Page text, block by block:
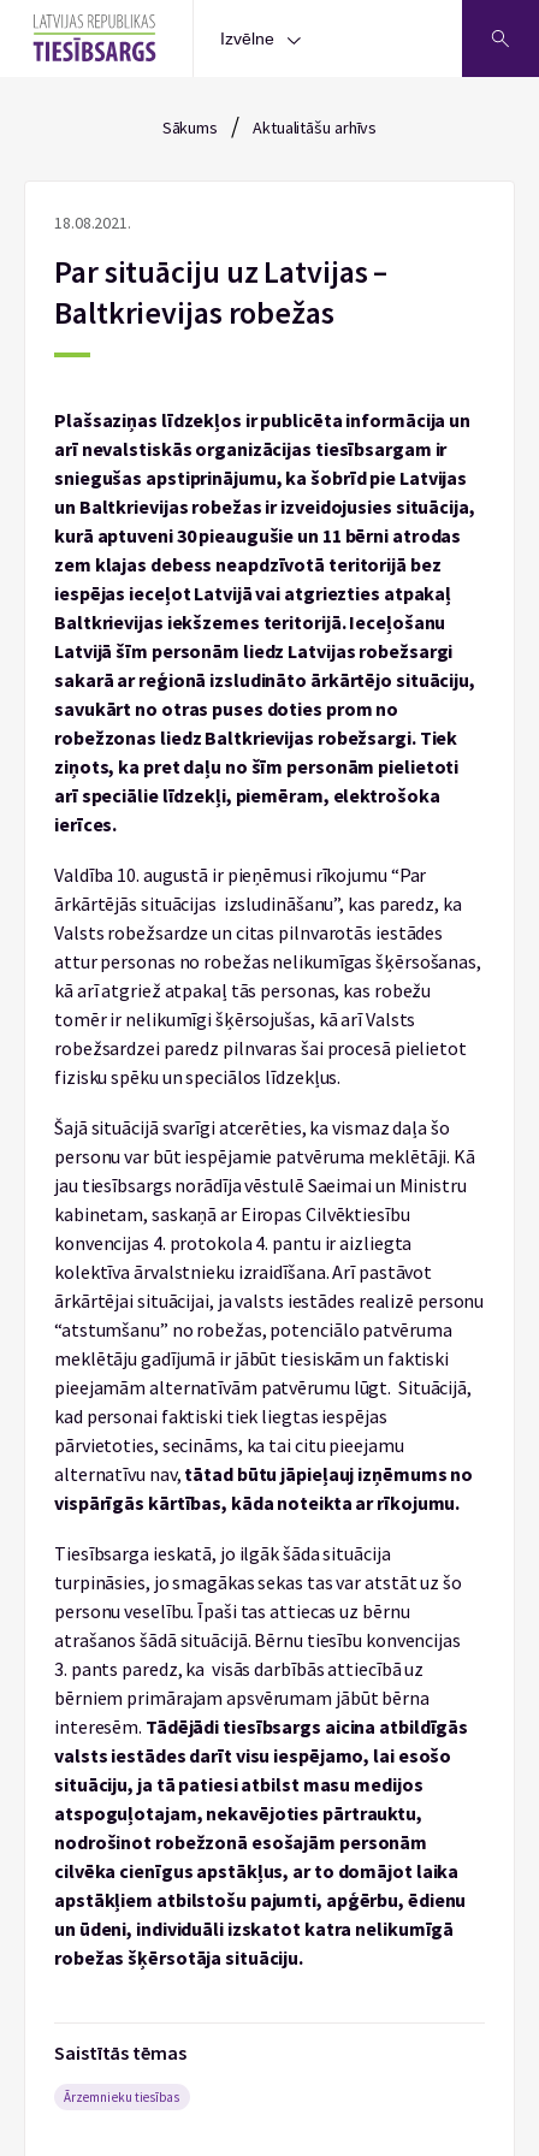
Izvēlne
Sākums / Aktualitāšu arhīvs
18.08.2021.
Par situāciju uz Latvijas –
Baltkrievijas robežas
Plašsaziņas līdzekļos ir publicēta informācija un
arī nevalstiskās organizācijas tiesībsargam ir
sniegušas apstiprinājumu, ka šobrīd pie Latvijas
un Baltkrievijas robežas ir izveidojusies situācija,
kurā aptuveni 30 pieaugušie un 11 bērni atrodas
zem klajas debess neapdzīvotā teritorijā bez
iespējas ieceļot Latvijā vai atgriezties atpakaļ
Baltkrievijas iekšzemes teritorijā. Ieceļošanu
Latvijā šīm personām liedz Latvijas robežsargi
sakarā ar reģionā izsludināto ārkārtējo situāciju,
savukārt no otras puses doties prom no
robežzonas liedz Baltkrievijas robežsargi. Tiek
ziņots, ka pret daļu no šīm personām pielietoti
arī speciālie līdzekļi, piemēram, elektrošoka
ierīces.
Valdība 10. augustā ir pieņēmusi rīkojumu “Par
ārkārtējās situācijas izsludināšanu”, kas paredz, ka
Valsts robežsardze un citas pilnvarotās iestādes
attur personas no robežas nelikumīgas šķērsošanas,
kā arī atgriež atpakaļ tās personas, kas robežu
tomēr ir nelikumīgi šķērsojušas, kā arī Valsts
robežsardzei paredz pilnvaras šai procesā pielietot
fizisku spēku un speciālos līdzekļus.
Šajā situācijā svarīgi atcerēties, ka vismaz daļa šo
personu var būt iespējamie patvēruma meklētāji. Kā
jau tiesībsargs norādīja vēstulē Saeimai un Ministru
kabinetam, saskaņā ar Eiropas Cilvēktiesību
konvencijas 4. protokola 4. pantu ir aizliegta
kolektīva ārvalstnieku izraidīšana. Arī pastāvot
ārkārtējai situācijai, ja valsts iestādes realizē personu
“atstumšanu” no robežas, potenciālo patvēruma
meklētāju gadījumā ir jābūt tiesiskām un faktiski
pieejamām alternatīvām patvērumu lūgt. Situācijā,
kad personai faktiski tiek liegtas iespējas
pārvietoties, secināms, ka tai citu pieejamu
alternatīvu nav, tātad būtu jāpieļauj izņēmums no
vispārīgās kārtības, kāda noteikta ar rīkojumu.
Tiesībsarga ieskatā, jo ilgāk šāda situācija
turpināsies, jo smagākas sekas tas var atstāt uz šo
personu veselību. Īpaši tas attiecas uz bērnu
atrašanos šādā situācijā. Bērnu tiesību konvencijas
3. pants paredz, ka visās darbībās attiecībā uz
bērniem primārajam apsvērumam jābūt bērna
interesēm. Tādējādi tiesībsargs aicina atbildīgās
valsts iestādes darīt visu iespējamo, lai esošo
situāciju, ja tā patiesi atbilst masu medijos
atspoguļotajam, nekavējoties pārtrauktu,
nodrošinot robežzonā esošajām personām
cilvēka cienīgus apstākļus, ar to domājot laika
apstākļiem atbilstošu pajumti, apģērbu, ēdienu
un ūdeni, individuāli izskatot katra nelikumīgā
robežas šķērsotāja situāciju.
Saistītās tēmas
Ārzemnieku tiesības